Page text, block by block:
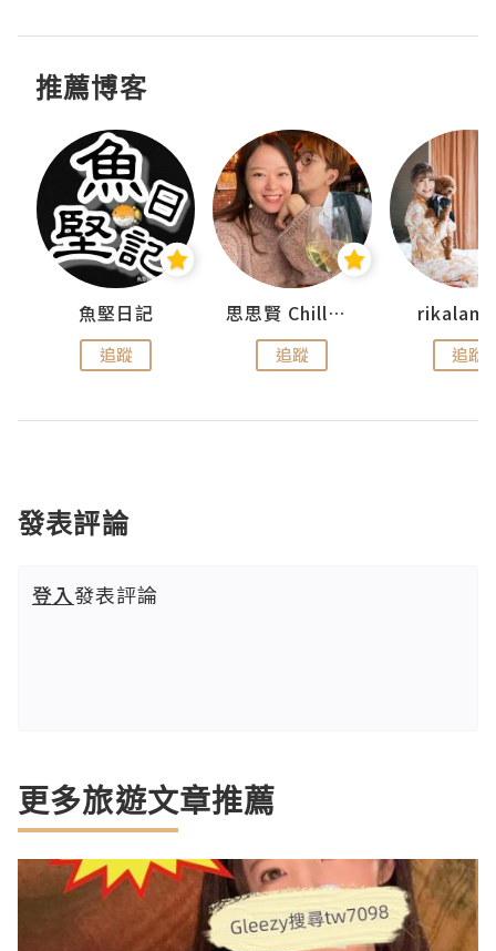
推薦博客
魚堅日記
追蹤
思思賢 ChillMyBabe
追蹤 追蹤
發表評論
登入發表評論
更多旅遊文章推薦